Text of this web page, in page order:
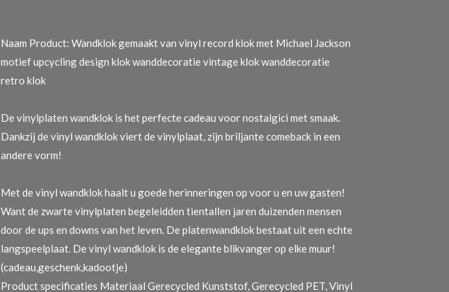
Naam Product: Wandklok gemaakt van vinyl record klok met Michael Jackson
motief upcycling design klok wanddecoratie vintage klok wanddecoratie
retro klok
De vinylplaten wandklok is het perfecte cadeau voor nostalgici met smaak.
Dankzij de vinyl wandklok viert de vinylplaat, zijn briljante comeback in een
andere vorm!
Met de vinyl wandklok haalt u goede herinneringen op voor u en uw gasten!
Want de zwarte vinylplaten begeleidden tientallen jaren duizenden mensen
door de ups en downs van het leven. De platenwandklok bestaat uit een echte
langspeelplaat. De vinyl wandklok is de elegante blikvanger op elke muur!
(cadeau,geschenk,kadootje)
Product specificaties Materiaal Gerecycled Kunststof, Gerecycled PET, Vinyl